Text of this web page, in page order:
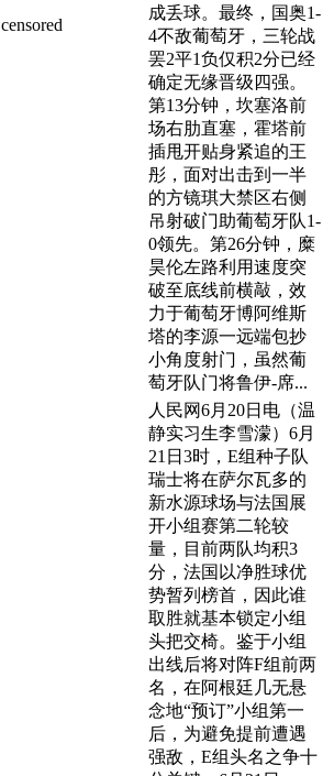
censored
成丢球。最终，国奥1-
4不敌葡萄牙，三轮战
罢2平1负仅积2分已经
确定无缘晋级四强。
第13分钟，坎塞洛前
场右肋直塞，霍塔前
插甩开贴身紧追的王
彤，面对出击到一半
的方镜琪大禁区右侧
吊射破门助葡萄牙队1-
0领先。第26分钟，糜
昊伦左路利用速度突
破至底线前横敲，效
力于葡萄牙博阿维斯
塔的李源一远端包抄
小角度射门，虽然葡
萄牙队门将鲁伊-席...
人民网6月20日电（温
静实习生李雪濛）6月
21日3时，E组种子队
瑞士将在萨尔瓦多的
新水源球场与法国展
开小组赛第二轮较
量，目前两队均积3
分，法国以净胜球优
势暂列榜首，因此谁
取胜就基本锁定小组
头把交椅。鉴于小组
出线后将对阵F组前两
名，在阿根廷几无悬
念地“预订”小组第一
后，为避免提前遭遇
强敌，E组头名之争十